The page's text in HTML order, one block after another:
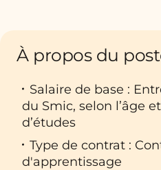
À propos du
Salaire de base :
du Smic, selon l’âge
d’études
Type de contrat :
d'apprentissage